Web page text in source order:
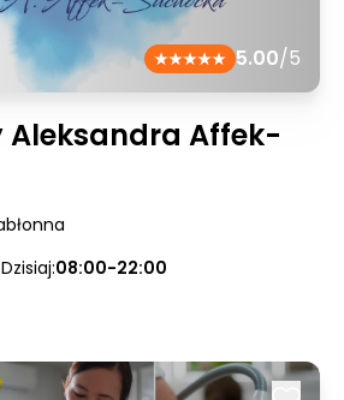
5.00/5
Aleksandra Affek-
Dzisiaj:08:00-22:00